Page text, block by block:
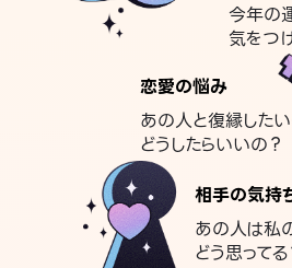
今年の
気をつ
恋愛の悩み
あの人と復縁した
どうしたらいいの？
相手の気持
あの人は私
どう思ってる